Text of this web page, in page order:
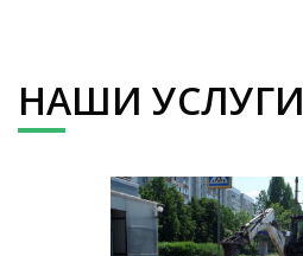
НАШИ УСЛУГИ